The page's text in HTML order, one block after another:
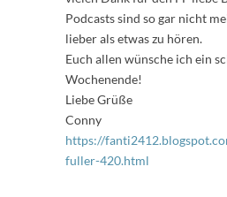
Podcasts sind so gar nicht
lieber als etwas zu hören.
Euch allen wünsche ich ein
Wochenende!
Liebe Grüße
Conny
https://
fuller-420.html